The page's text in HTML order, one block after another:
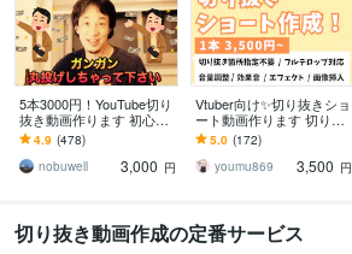
5本3000円！YouTube切り
抜き動画作ります 初心者
歓迎！ホリエモン、ひろ
ゆき、岡田斗司夫
4.9 (478)
nobuwell
3,000 円
Vtuber向け✨切り抜きショ
ート動画作ります 切り抜
き箇所お任せOK！視聴者
目線で切り抜きます。横
型も対応
5.0 (172)
youmu869
3,500 円
切り抜き動画作成の定番サービス